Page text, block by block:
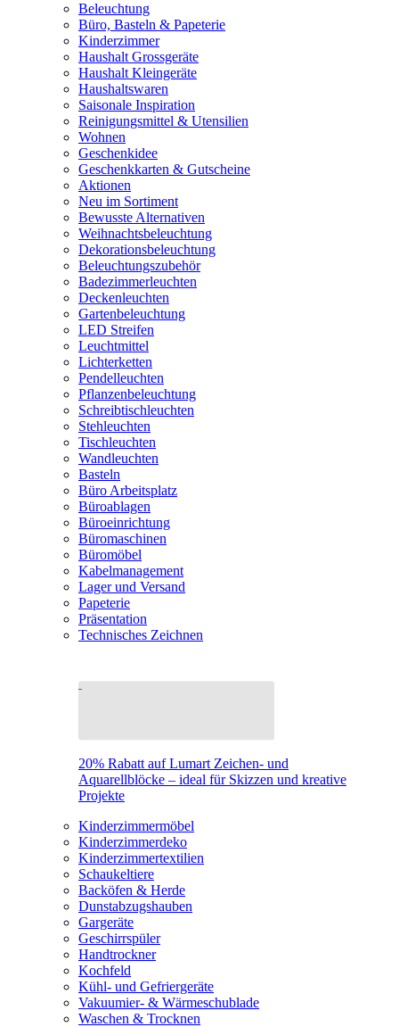
Beleuchtung
Büro, Basteln & Papeterie
Kinderzimmer
Haushalt Grossgeräte
Haushalt Kleingeräte
Haushaltswaren
Saisonale Inspiration
Reinigungsmittel & Utensilien
Wohnen
Geschenkidee
Geschenkkarten & Gutscheine
Aktionen
Neu im Sortiment
Bewusste Alternativen
Weihnachtsbeleuchtung
Dekorationsbeleuchtung
Beleuchtungszubehör
Badezimmerleuchten
Deckenleuchten
Gartenbeleuchtung
LED Streifen
Leuchtmittel
Lichterketten
Pendelleuchten
Pflanzenbeleuchtung
Schreibtischleuchten
Stehleuchten
Tischleuchten
Wandleuchten
Basteln
Büro Arbeitsplatz
Büroablagen
Büroeinrichtung
Büromaschinen
Büromöbel
Kabelmanagement
Lager und Versand
Papeterie
Präsentation
Technisches Zeichnen
20% Rabatt auf Lumart Zeichen- und
Aquarellblöcke – ideal für Skizzen und kreative
Projekte
Kinderzimmermöbel
Kinderzimmerdeko
Kinderzimmertextilien
Schaukeltiere
Backöfen & Herde
Dunstabzugshauben
Gargeräte
Geschirrspüler
Handtrockner
Kochfeld
Kühl- und Gefriergeräte
Vakuumier- & Wärmeschublade
Waschen & Trocknen